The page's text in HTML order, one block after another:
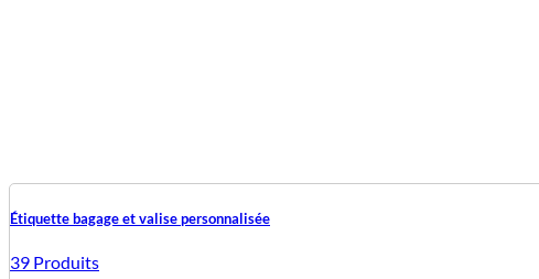
Étiquette bagage et valise personnalisée
39 Produits